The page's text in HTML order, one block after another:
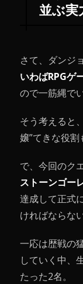
並ぶ実
さて、ダンジ
いわばRPGゲ
ので一筋縄で
そう考えると
嬢”てきな役割
で、今回のク
ストーンゴー
達成して正式
ければならな
一応は歴戦の
していく中、
たった2名。